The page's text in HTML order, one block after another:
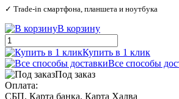
✓ Trade‑in смартфона, планшета и ноутбука
В корзину
Купить в 1 клик
Все способы
Под заказ
Оплата:
СБП, Карта банка, Карта Халва